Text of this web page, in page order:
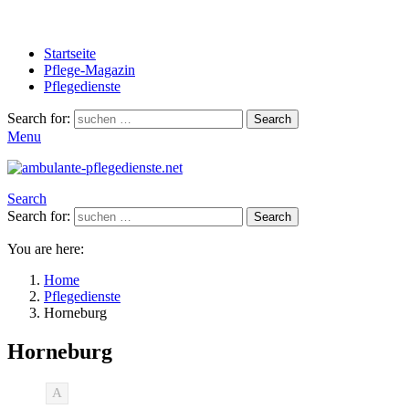
Startseite
Pflege-Magazin
Pflegedienste
Search for: Search
Menu
Search
Search for:
Search
You are here:
Home
Pflegedienste
Horneburg
Horneburg
A